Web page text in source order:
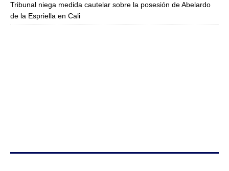
Tribunal niega medida cautelar sobre la posesión de Abelardo
de la Espriella en Cali